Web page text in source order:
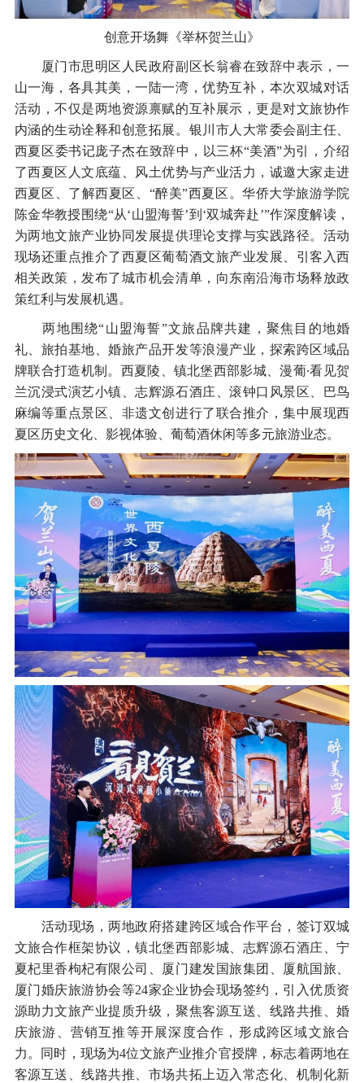
创意开场舞《举杯贺兰山》
厦门市思明区人民政府副区长翁睿在致辞中表示，一
山一海，各具其美，一陆一湾，优势互补，本次双城对话
活动，不仅是两地资源禀赋的互补展示，更是对文旅协作
内涵的生动诠释和创意拓展。银川市人大常委会副主任、
西夏区委书记庞子杰在致辞中，以三杯“美酒”为引，介绍
了西夏区人文底蕴、风土优势与产业活力，诚邀大家走进
西夏区、了解西夏区、“醉美”西夏区。华侨大学旅游学院
陈金华教授围绕“从‘山盟海誓’到‘双城奔赴’”作深度解读，
为两地文旅产业协同发展提供理论支撑与实践路径。活动
现场还重点推介了西夏区葡萄酒文旅产业发展、引客入西
相关政策，发布了城市机会清单，向东南沿海市场释放政
策红利与发展机遇。
两地围绕“山盟海誓”文旅品牌共建，聚焦目的地婚
礼、旅拍基地、婚旅产品开发等浪漫产业，探索跨区域品
牌联合打造机制。西夏陵、镇北堡西部影城、漫葡∙看见贺
兰沉浸式演艺小镇、志辉源石酒庄、滚钟口风景区、巴鸟
麻编等重点景区、非遗文创进行了联合推介，集中展现西
夏区历史文化、影视体验、葡萄酒休闲等多元旅游业态。
活动现场，两地政府搭建跨区域合作平台，签订双城
文旅合作框架协议，镇北堡西部影城、志辉源石酒庄、宁
夏杞里香枸杞有限公司、厦门建发国旅集团、厦航国旅、
厦门婚庆旅游协会等24家企业协会现场签约，引入优质资
源助力文旅产业提质升级，聚焦客源互送、线路共推、婚
庆旅游、营销互推等开展深度合作，形成跨区域文旅合
力。同时，现场为4位文旅产业推介官授牌，标志着两地在
客源互送、线路共推、市场共拓上迈入常态化、机制化新